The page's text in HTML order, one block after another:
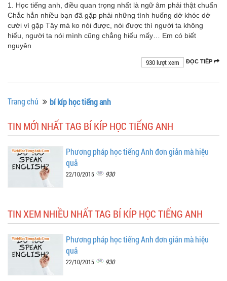
1. Học tiếng anh, điều quan trọng nhất là ngữ âm phải thật chuẩn
Chắc hẳn nhiều bạn đã gặp phải những tình huống dở khóc dở
cười vì gặp Tây mà ko nói được, nói được thì người ta không
hiểu, người ta nói mình cũng chẳng hiểu mấy… Em có biết
nguyên
ĐỌC TIẾP
930 lượt xem
Trang chủ bí kíp học tiếng anh
TIN MỚI NHẤT TAG BÍ KÍP HỌC TIẾNG ANH
Phương pháp học tiếng Anh đơn giản mà hiệu
quả
22/10/2015 930
TIN XEM NHIỀU NHẤT TAG BÍ KÍP HỌC TIẾNG ANH
Phương pháp học tiếng Anh đơn giản mà hiệu
quả
22/10/2015 930